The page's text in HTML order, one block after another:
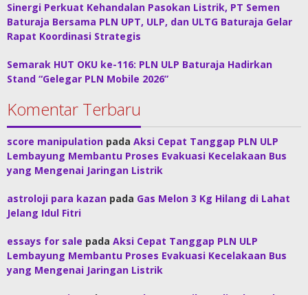
Sinergi Perkuat Kehandalan Pasokan Listrik, PT Semen
Baturaja Bersama PLN UPT, ULP, dan ULTG Baturaja Gelar
Rapat Koordinasi Strategis
Semarak HUT OKU ke-116: PLN ULP Baturaja Hadirkan
Stand “Gelegar PLN Mobile 2026”
Komentar Terbaru
score manipulation pada Aksi Cepat Tanggap PLN ULP
Lembayung Membantu Proses Evakuasi Kecelakaan Bus
yang Mengenai Jaringan Listrik
astroloji para kazan pada Gas Melon 3 Kg Hilang di Lahat
Jelang Idul Fitri
essays for sale pada Aksi Cepat Tanggap PLN ULP
Lembayung Membantu Proses Evakuasi Kecelakaan Bus
yang Mengenai Jaringan Listrik